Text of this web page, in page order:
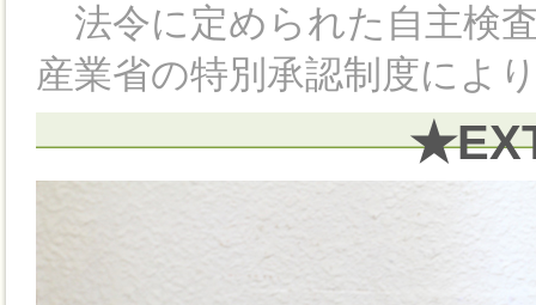
法令に定められた自主検
産業省の特別承認制度によ